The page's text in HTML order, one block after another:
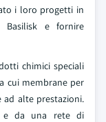
i loro progetti in
Basilisk e fornire
chimici speciali
cui membrane per
alte prestazioni.
e da una rete di